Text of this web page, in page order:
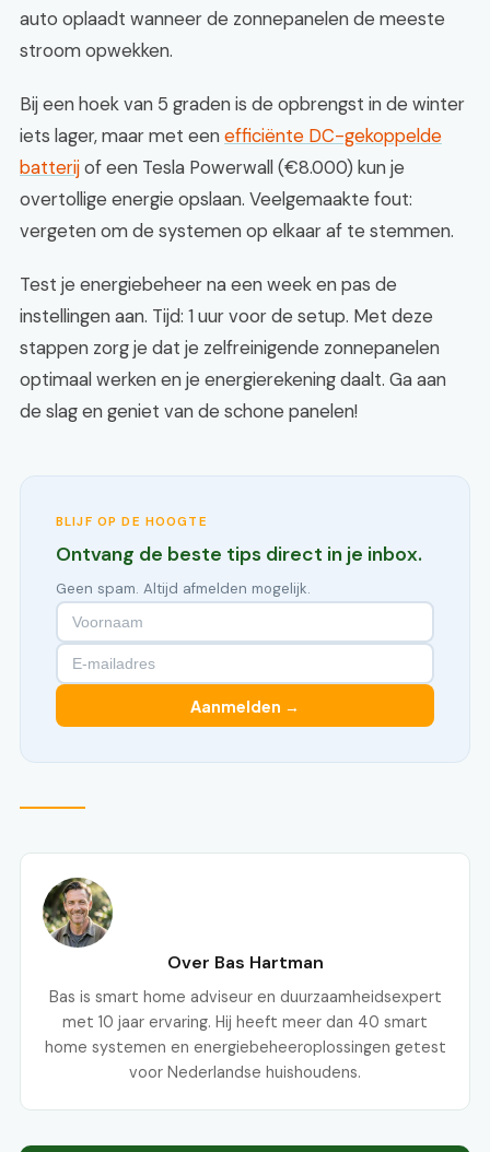
auto oplaadt wanneer de zonnepanelen de meeste
stroom opwekken.
Bij een hoek van 5 graden is de opbrengst in de winter
iets lager, maar met eenefficiënte DC-gekoppelde
batterijof een Tesla Powerwall (€8.000) kun je
overtollige energie opslaan. Veelgemaakte fout:
vergeten om de systemen op elkaar af te stemmen.
Test je energiebeheer na een week en pas de
instellingen aan. Tijd: 1 uur voor de setup. Met deze
stappen zorg je dat je zelfreinigende zonnepanelen
optimaal werken en je energierekening daalt. Ga aan
de slag en geniet van de schone panelen!
BLIJF OP DE HOOGTE
Ontvang de beste tips direct in je inbox.
Geen spam. Altijd afmelden mogelijk.
Aanmelden →
Over Bas Hartman
Bas is smart home adviseur en duurzaamheidsexpert
met 10 jaar ervaring. Hij heeft meer dan 40 smart
home systemen en energiebeheeroplossingen getest
voor Nederlandse huishoudens.